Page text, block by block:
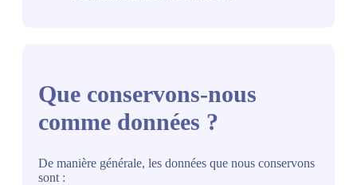
Que conservons-nous
comme données ?
De manière générale, les données que nous conservons
sont :